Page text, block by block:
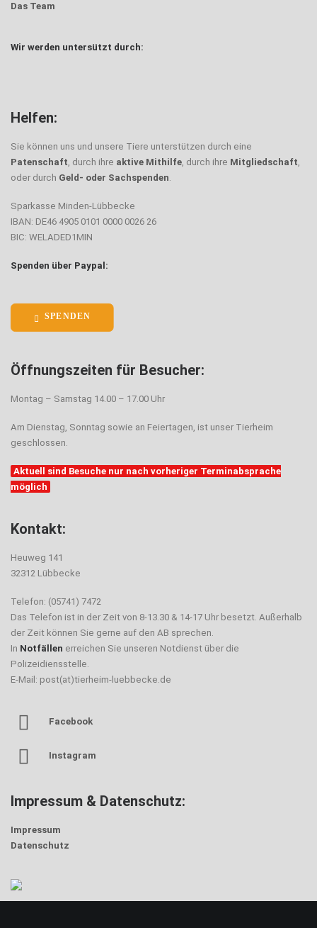
Das Team
Wir werden untersützt durch:
Helfen:
Sie können uns und unsere Tiere unterstützen durch eine
Patenschaft, durch ihre aktive Mithilfe, durch ihre Mitgliedschaft,
oder durch Geld- oder Sachspenden.
Sparkasse Minden-Lübbecke
IBAN: DE46 4905 0101 0000 0026 26
BIC: WELADED1MIN
Spenden über Paypal:
SPENDEN
Öffnungszeiten für Besucher:
Montag – Samstag 14.00 – 17.00 Uhr
Am Dienstag, Sonntag sowie an Feiertagen, ist unser Tierheim
geschlossen.
Aktuell sind Besuche nur nach vorheriger Terminabsprache
möglich
Kontakt:
Heuweg 141
32312 Lübbecke
Telefon: (05741) 7472
Das Telefon ist in der Zeit von 8-13.30 & 14-17 Uhr besetzt. Außerhalb
der Zeit können Sie gerne auf den AB sprechen.
In Notfällen erreichen Sie unseren Notdienst über die
Polizeidiensstelle.
E-Mail: post(at)tierheim-luebbecke.de
Facebook
Instagram
Impressum & Datenschutz:
Impressum
Datenschutz